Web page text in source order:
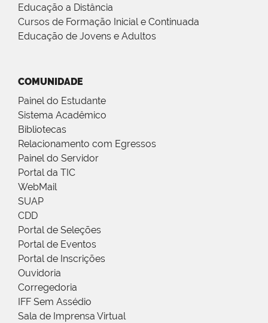
Educação a Distância
Cursos de Formação Inicial e Continuada
Educação de Jovens e Adultos
COMUNIDADE
Painel do Estudante
Sistema Acadêmico
Bibliotecas
Relacionamento com Egressos
Painel do Servidor
Portal da TIC
WebMail
SUAP
CDD
Portal de Seleções
Portal de Eventos
Portal de Inscrições
Ouvidoria
Corregedoria
IFF Sem Assédio
Sala de Imprensa Virtual